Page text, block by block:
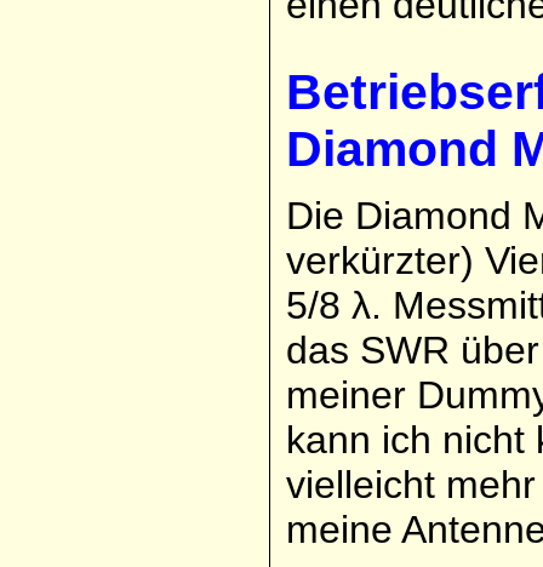
Diamond
Die Diamond
verkürzter)
5/8 λ.
das SWR
meiner
kann ich nicht
vielleicht
meine